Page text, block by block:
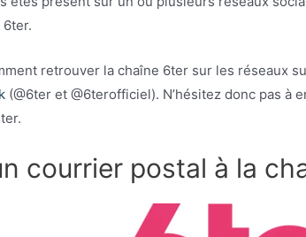
retrouver la chaîne 6ter sur les réseaux
(@6ter et @6terofficiel). N’hésitez donc pas à
courrier postal à la